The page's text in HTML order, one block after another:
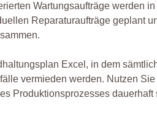
Wartungsaufträge werden
Reparaturaufträge geplant
Excel, in dem
vermieden werden. Nutzen
Produktionsprozesses dauerhaft